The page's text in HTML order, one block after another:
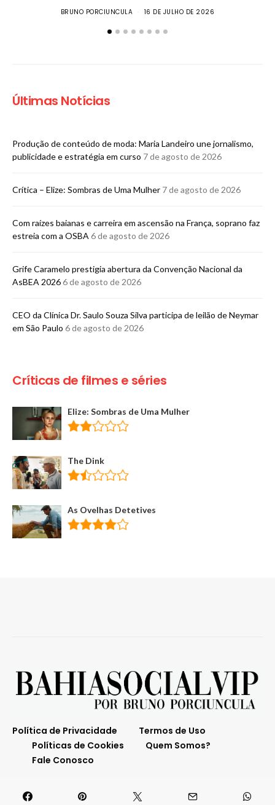
BRUNO PORCIUNCULA 16 DE JULHO DE 2026
Últimas Notícias
Produção de conteúdo de moda: Maria Landeiro une jornalismo,
publicidade e estratégia em curso 7 de agosto de 2026
Crítica – Elize: Sombras de Uma Mulher 7 de agosto de 2026
Com raízes baianas e carreira em ascensão na França, soprano faz
estreia com a OSBA 6 de agosto de 2026
Grife Caramelo prestigia abertura da Convenção Nacional da
AsBEA 20266 de agosto de 2026
CEO da Clínica Dr. Saulo Souza Silva participa de leilão de Neymar
em São Paulo 6 de agosto de 2026
Críticas de filmes e séries
Elize: Sombras de Uma Mulher
The Dink
As Ovelhas Detetives
Política de Privacidade
Termos de Uso
Políticas de Cookies
Quem Somos?
Fale Conosco